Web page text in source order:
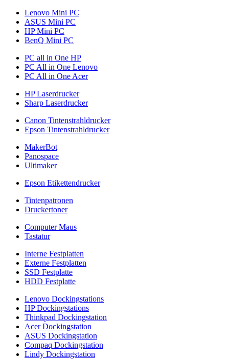
Lenovo Mini PC
ASUS Mini PC
HP Mini PC
BenQ Mini PC
PC all in One HP
PC All in One Lenovo
PC All in One Acer
HP Laserdrucker
Sharp Laserdrucker
Canon Tintenstrahldrucker
Epson Tintenstrahldrucker
MakerBot
Panospace
Ultimaker
Epson Etikettendrucker
Tintenpatronen
Druckertoner
Computer Maus
Tastatur
Interne Festplatten
Externe Festplatten
SSD Festplatte
HDD Festplatte
Lenovo Dockingstations
HP Dockingstations
Thinkpad Dockingstation
Acer Dockingstation
ASUS Dockingstation
Compaq Dockingstation
Lindy Dockingstation